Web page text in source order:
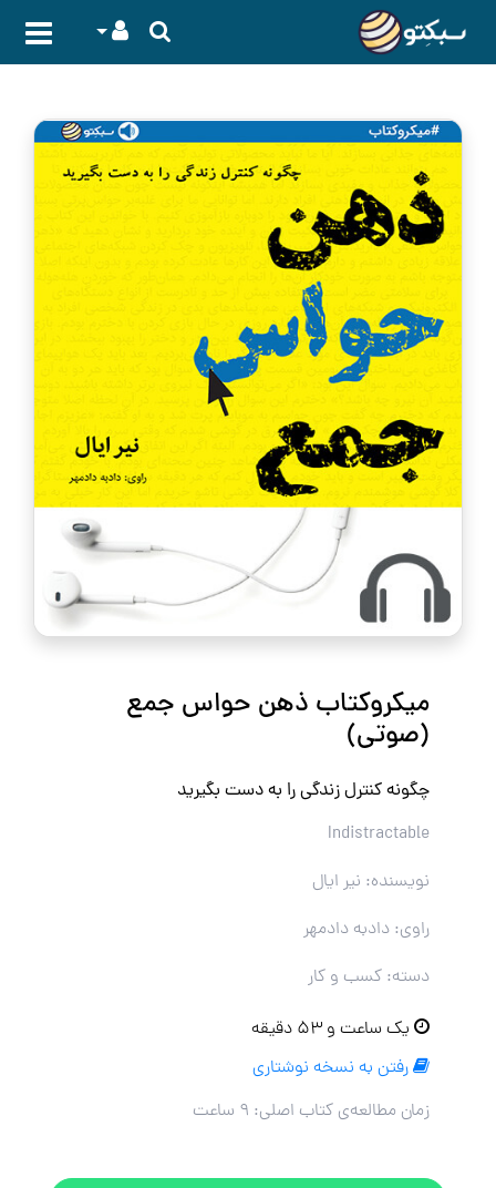
میکروکتاب ذهن حواس جمع
(صوتی)
چگونه کنترل زندگی را به دست بگیرید
Indistractable
نویسنده: نیر ایال
راوی: دادبه دادمهر
دسته: کسب و کار
یک ساعت و ۵۳ دقیقه
رفتن به نسخه نوشتاری
زمان مطالعه‌ی کتاب اصلی: ۹ ساعت